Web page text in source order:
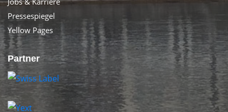
Pressespiegel
Yellow Pages
Partner